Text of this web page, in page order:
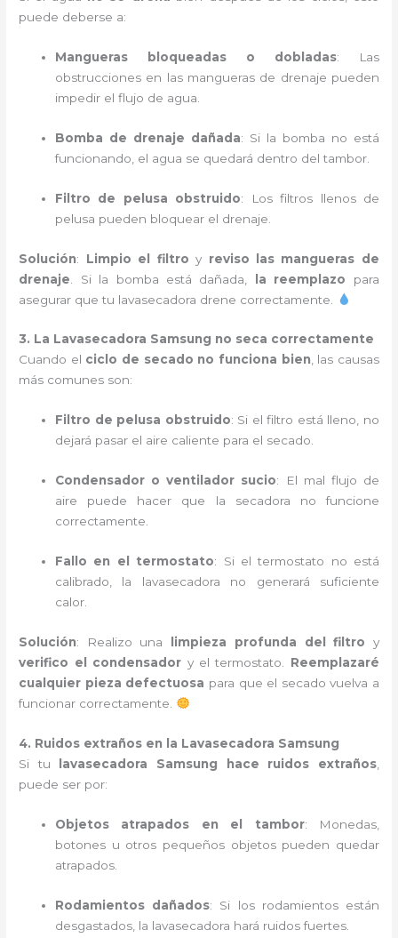
puede deberse a:
Mangueras bloqueadas o dobladas: Las
obstrucciones en las mangueras de drenaje pueden
impedir el flujo de agua.
Bomba de drenaje dañada: Si la bomba no está
funcionando, el agua se quedará dentro del tambor.
Filtro de pelusa obstruido: Los filtros llenos de
pelusa pueden bloquear el drenaje.
Solución: Limpio el filtro y reviso las mangueras de
drenaje . Si la bomba está dañada, la reemplazo para
asegurar que tu lavasecadora drene correctamente.
3. La Lavasecadora Samsung no seca correctamente
Cuando el ciclo de secado no funciona bien, las causas
más comunes son:
Filtro de pelusa obstruido: Si el filtro está lleno, no
dejará pasar el aire caliente para el secado.
Condensador o ventilador sucio: El mal flujo de
aire puede hacer que la secadora no funcione
correctamente.
Fallo en el termostato: Si el termostato no está
calibrado, la lavasecadora no generará suficiente
calor.
Solución: Realizo una limpieza profunda del filtro y
verifico el condensador y el termostato. Reemplazaré
cualquier pieza defectuosa para que el secado vuelva a
funcionar correctamente.
4. Ruidos extraños en la Lavasecadora Samsung
Si tu
lavasecadora Samsung hace ruidos extraños,
puede ser por:
Objetos atrapados en el tambor: Monedas,
botones u otros pequeños objetos pueden quedar
atrapados.
Rodamientos dañados: Si los rodamientos están
desgastados, la lavasecadora hará ruidos fuertes.